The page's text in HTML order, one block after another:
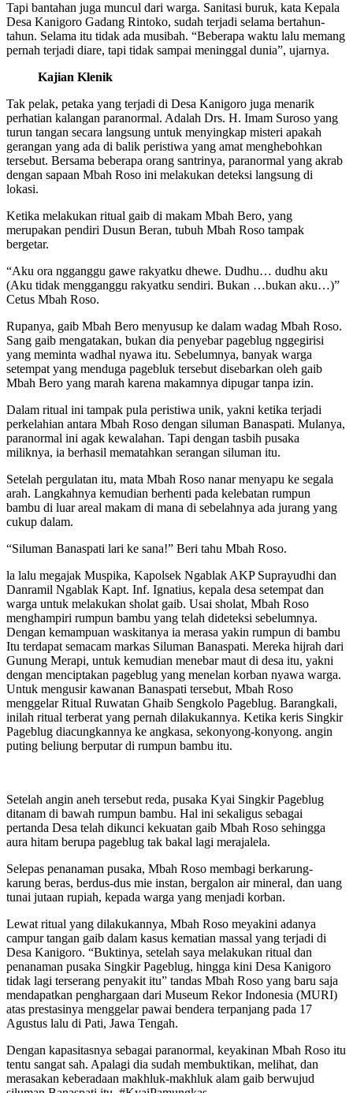
Tapi bantahan juga muncul dari warga. Sanitasi buruk, kata Kepala
Desa Kanigoro Gadang Rintoko, sudah terjadi selama bertahun-
tahun. Selama itu tidak ada musibah. “Beberapa waktu lalu memang
pernah terjadi diare, tapi tidak sampai meninggal dunia”, ujarnya.
Kajian Klenik
Tak pelak, petaka yang terjadi di Desa Kanigoro juga menarik
perhatian kalangan paranormal. Adalah Drs. H. Imam Suroso yang
turun tangan secara langsung untuk menyingkap misteri apakah
gerangan yang ada di balik peristiwa yang amat menghebohkan
tersebut. Bersama beberapa orang santrinya, paranormal yang akrab
dengan sapaan Mbah Roso ini melakukan deteksi langsung di
lokasi.
Ketika melakukan ritual gaib di makam Mbah Bero, yang
merupakan pendiri Dusun Beran, tubuh Mbah Roso tampak
bergetar.
“Aku ora ngganggu gawe rakyatku dhewe. Dudhu… dudhu aku
(Aku tidak mengganggu rakyatku sendiri. Bukan …bukan aku…)”
Cetus Mbah Roso.
Rupanya, gaib Mbah Bero menyusup ke dalam wadag Mbah Roso.
Sang gaib mengatakan, bukan dia penyebar pageblug nggegirisi
yang meminta wadhal nyawa itu. Sebelumnya, banyak warga
setempat yang menduga pagebluk tersebut disebarkan oleh gaib
Mbah Bero yang marah karena makamnya dipugar tanpa izin.
Dalam ritual ini tampak pula peristiwa unik, yakni ketika terjadi
perkelahian antara Mbah Roso dengan siluman Banaspati. Mulanya,
paranormal ini agak kewalahan. Tapi dengan tasbih pusaka
miliknya, ia berhasil mematahkan serangan siluman itu.
Setelah pergulatan itu, mata Mbah Roso nanar menyapu ke segala
arah. Langkahnya kemudian berhenti pada kelebatan rumpun
bambu di luar areal makam di mana di sebelahnya ada jurang yang
cukup dalam.
“Siluman Banaspati lari ke sana!” Beri tahu Mbah Roso.
la lalu megajak Muspika, Kapolsek Ngablak AKP Suprayudhi dan
Danramil Ngablak Kapt. Inf. Ignatius, kepala desa setempat dan
warga untuk melakukan sholat gaib. Usai sholat, Mbah Roso
menghampiri rumpun bambu yang telah dideteksi sebelumnya.
Dengan kemampuan waskitanya ia merasa yakin rumpun di bambu
Itu terdapat semacam markas Siluman Banaspati. Mereka hijrah dari
Gunung Merapi, untuk kemudian menebar maut di desa itu, yakni
dengan menciptakan pageblug yang menelan korban nyawa warga.
Untuk mengusir kawanan Banaspati tersebut, Mbah Roso
menggelar Ritual Ruwatan Ghaib Sengkolo Pageblug. Barangkali,
inilah ritual terberat yang pernah dilakukannya. Ketika keris Singkir
Pageblug diacungkannya ke angkasa, sekonyong-konyong. angin
puting beliung berputar di rumpun bambu itu.
Setelah angin aneh tersebut reda, pusaka Kyai Singkir Pageblug
ditanam di bawah rumpun bambu. Hal ini sekaligus sebagai
pertanda Desa telah dikunci kekuatan gaib Mbah Roso sehingga
aura hitam berupa pageblug tak bakal lagi merajalela.
Selepas penanaman pusaka, Mbah Roso membagi berkarung-
karung beras, berdus-dus mie instan, bergalon air mineral, dan uang
tunai jutaan rupiah, kepada warga yang menjadi korban.
Lewat ritual yang dilakukannya, Mbah Roso meyakini adanya
campur tangan gaib dalam kasus kematian massal yang terjadi di
Desa Kanigoro. “Buktinya, setelah saya melakukan ritual dan
penanaman pusaka Singkir Pageblug, hingga kini Desa Kanigoro
tidak lagi terserang penyakit itu” tandas Mbah Roso yang baru saja
mendapatkan penghargaan dari Museum Rekor Indonesia (MURI)
atas prestasinya menggelar pawai bendera terpanjang pada 17
Agustus lalu di Pati, Jawa Tengah.
Dengan kapasitasnya sebagai paranormal, keyakinan Mbah Roso itu
tentu sangat sah. Apalagi dia sudah membuktikan, melihat, dan
merasakan keberadaan makhluk-makhluk alam gaib berwujud